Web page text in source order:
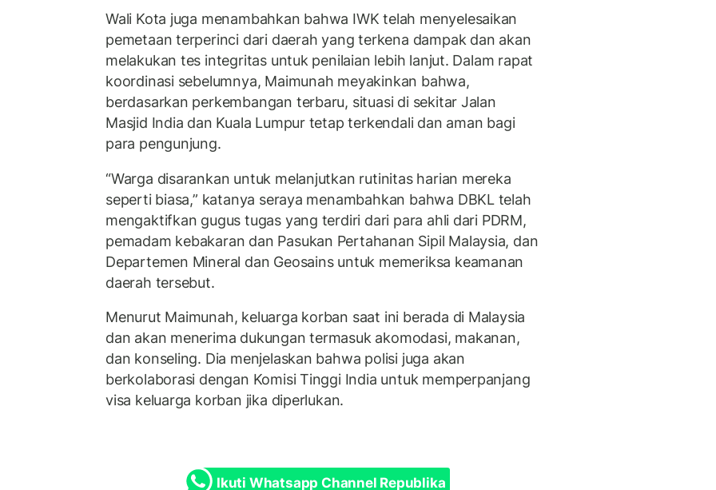
Wali Kota juga menambahkan bahwa IWK telah menyelesaikan
pemetaan terperinci dari daerah yang terkena dampak dan akan
melakukan tes integritas untuk penilaian lebih lanjut. Dalam rapat
koordinasi sebelumnya, Maimunah meyakinkan bahwa,
berdasarkan perkembangan terbaru, situasi di sekitar Jalan
Masjid India dan Kuala Lumpur tetap terkendali dan aman bagi
para pengunjung.
“Warga disarankan untuk melanjutkan rutinitas harian mereka
seperti biasa,” katanya seraya menambahkan bahwa DBKL telah
mengaktifkan gugus tugas yang terdiri dari para ahli dari PDRM,
pemadam kebakaran dan Pasukan Pertahanan Sipil Malaysia, dan
Departemen Mineral dan Geosains untuk memeriksa keamanan
daerah tersebut.
Menurut Maimunah, keluarga korban saat ini berada di Malaysia
dan akan menerima dukungan termasuk akomodasi, makanan,
dan konseling. Dia menjelaskan bahwa polisi juga akan
berkolaborasi dengan Komisi Tinggi India untuk memperpanjang
visa keluarga korban jika diperlukan.
Ikuti Whatsapp Channel Republika